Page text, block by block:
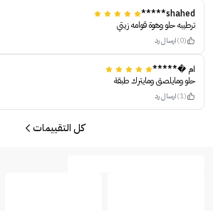
shahed*****
ترطيبه حلو وهوة قوامه زيتي
(0) ارسال رد
ام �*****
حلو ومايلصق ومايترك طبقة
(1) ارسال رد
كل التقييمات